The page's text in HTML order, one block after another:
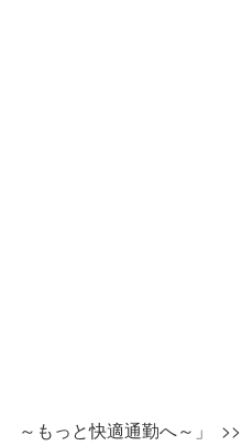
もっと快適通勤へ～」